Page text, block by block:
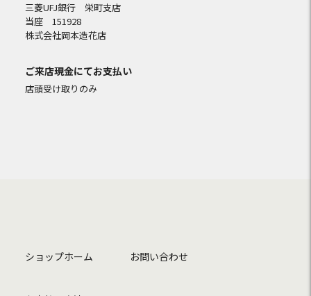
三菱UFJ銀行 栄町支店
当座 151928
株式会社岡本造花店
ご来店現金にてお支払い
店頭受け取りのみ
ショップホーム お問い合わせ